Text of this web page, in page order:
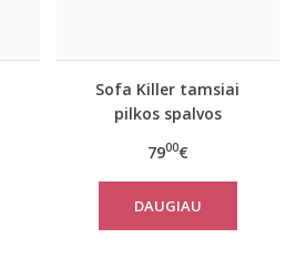
Sofa Killer tamsiai
pilkos spalvos
7900€
DAUGIAU